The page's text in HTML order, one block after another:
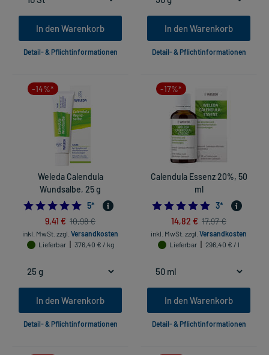
In den Warenkorb
Detail- & Pflichtinformationen
In den Warenkorb
Detail- & Pflichtinformationen
-14%*
Weleda Calendula
Wundsalbe, 25 g
4.8
5*
9,41 € 10,98 €
inkl. MwSt. zzgl. Versandkosten
Lieferbar
376,40 € / kg
In den Warenkorb
Detail- & Pflichtinformationen
-17%*
Calendula Essenz 20%, 50
ml
5.0
3*
14,82 € 17,97 €
inkl. MwSt. zzgl. Versandkosten
Lieferbar
296,40 € / l
In den Warenkorb
Detail- & Pflichtinformationen